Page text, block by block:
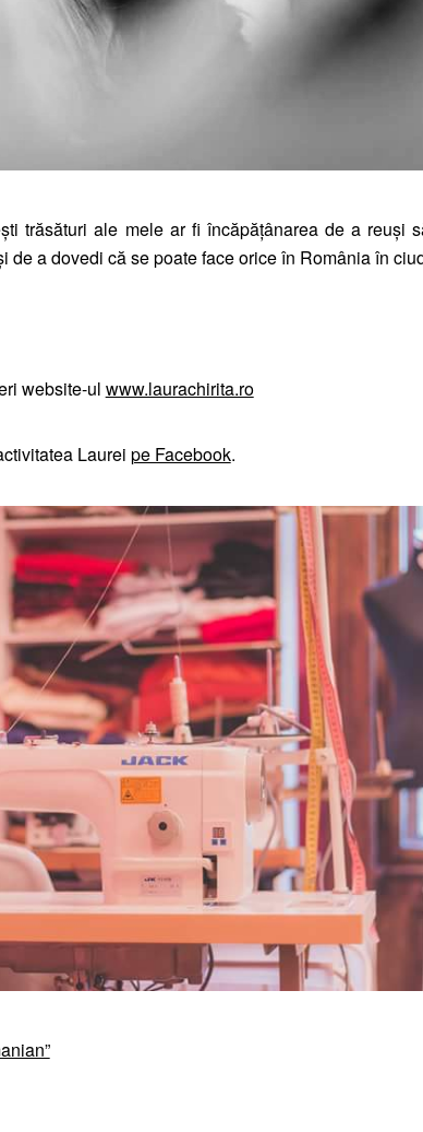
trăsături ale mele ar fi încăpățânarea de a reuşi
de a dovedi că se poate face orice în România în
website-ul www.laurachirita.ro
Laurei pe Facebook.